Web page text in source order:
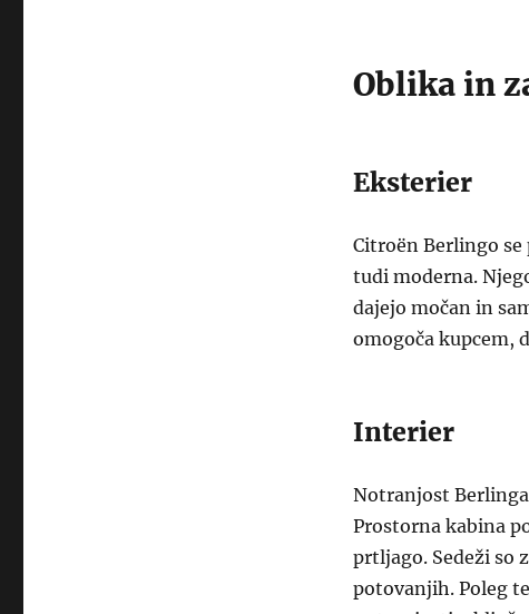
Oblika in
Eksterier
Citroën Berlingo
tudi moderna.
dajejo močan in
omogoča kupcem,
Interier
Notranjost
Prostorna kabina
prtljago. Sedeži so
potovanjih. Poleg